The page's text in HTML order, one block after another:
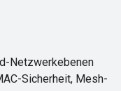
Netzwerkebenen
Sicherheit, Mesh-